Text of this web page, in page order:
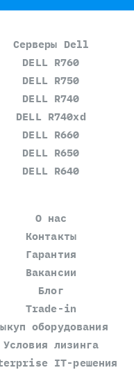
Серверы Dell
DELL R760
DELL R750
DELL R740
DELL R740xd
DELL R660
DELL R650
DELL R640
О нас
Контакты
Гарантия
Вакансии
Блог
Trade-in
оборудования
Условия лизинга
IT-решения